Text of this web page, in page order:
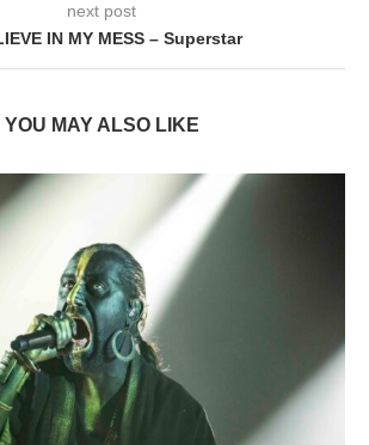
next post
IN MY MESS – Superstar
YOU MAY ALSO LIKE